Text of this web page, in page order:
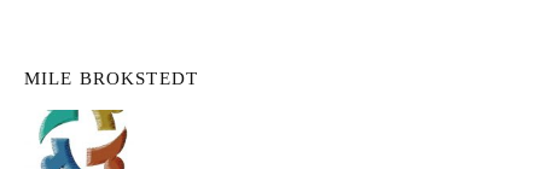
MILE BROKSTEDT